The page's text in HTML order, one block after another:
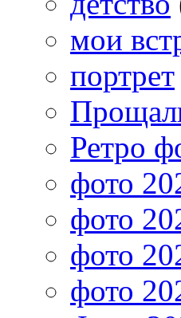
мои
портрет
Ретро
фото
фото
фото
фото